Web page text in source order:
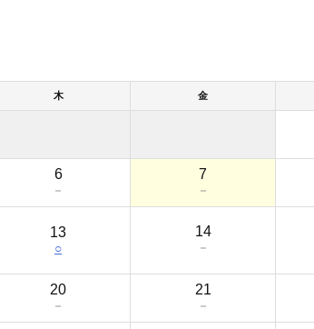
木 金
6
－
7
－
13
○
14
－
20
－
21
－